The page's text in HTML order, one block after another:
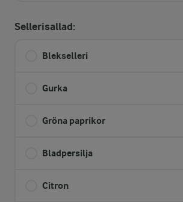
Sellerisallad:
Blekselleri
Gurka
Gröna paprikor
Bladpersilja
Citron